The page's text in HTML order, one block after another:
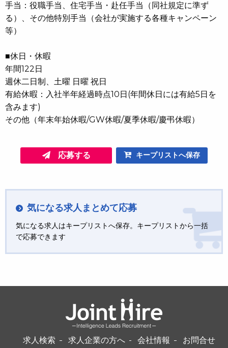
手当：役職手当、住宅手当・赴任手当（同社規定に準ず
る）、その他特別手当（会社が実施する各種キャンペーン
等）
■休日・休暇
年間122日
週休二日制、土曜 日曜 祝日
有給休暇：入社半年経過時点10日(年間休日には有給5日を
含みます)
その他（年末年始休暇/GW休暇/夏季休暇/慶弔休暇）
応募する キープリストへ保存
気になる求人まとめて応募
気になる求人はキープリストへ保存。キープリストから一括
で応募できます
求人検索 求人企業の方へ 会社情報 お問合せ